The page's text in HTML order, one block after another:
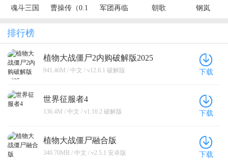
魂斗三国
突围）
曹操传（0.1
军团再临
朝歌 钢岚
排行榜
植物大战僵尸2内购破解版2025
941.46M / 中文 / v12.6.1 破解版 下载
世界征服者4
136.4M / 中文 / v1.16.2 破解版 下载
植物大战僵尸融合版
340.70MB / 中文 / v2.5.1 安卓版 下载